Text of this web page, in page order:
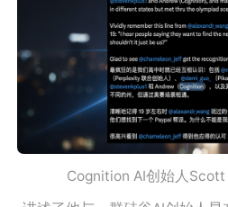
Cognition AI创始人Scott